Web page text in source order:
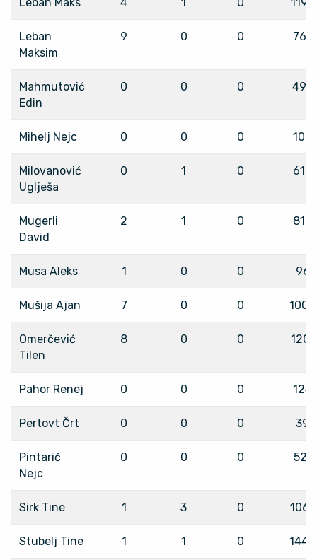
Leban
Maksim
9 0 0 767
Mahmutović
Edin
0 0 0 490
Mihelj Nejc 0 0 0 100
Milovanović
Uglješa
0 1 0 612
Mugerli
David
2 1 0 818
Musa Aleks 1 0 0 96
Mušija Ajan 7 0 0 1000
Omerčević
Tilen
8 0 0 1201
Pahor Renej 0 0 0 124
Pertovt Črt 0 0 0 39
Pintarić
Nejc
0 0 0 521
Sirk Tine 1 3 0 1063
Stubelj Tine 1 1 0 1449